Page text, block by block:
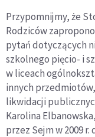
Przypomnijmy, że
Rodziców
pytań dotyczących
szkolnego pięcio- i
w liceach
innych
likwidacji
Karolina
przez Sejm w 2009